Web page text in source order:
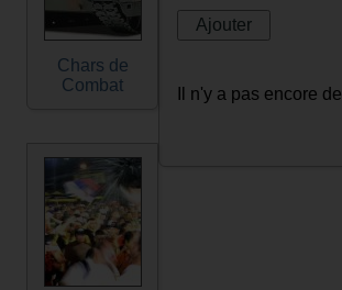
Chars de
Combat
Il n'y a pas encore